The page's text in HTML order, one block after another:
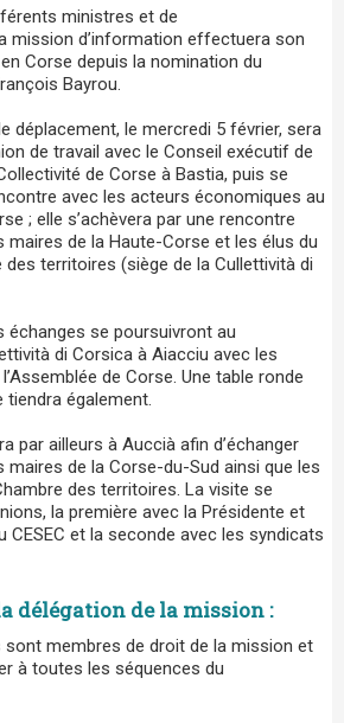
ministres et de
mission d’information effectuera son
Corse depuis la nomination du
Bayrou.
déplacement, le mercredi 5 février, sera
de travail avec le Conseil exécutif de
de Corse à Bastia, puis se
avec les acteurs économiques au
; elle s’achèvera par une rencontre
maires de la Haute-Corse et les élus du
des territoires (siège de la Cullettività di
échanges se poursuivront au
di Corsica à Aiacciu avec les
de Corse. Une table ronde
également.
par ailleurs à Auccià afin d’échanger
maires de la Corse-du-Sud ainsi que les
des territoires. La visite se
la première avec la Présidente et
CESEC et la seconde avec les syndicats
délégation de la mission :
à toutes les séquences du